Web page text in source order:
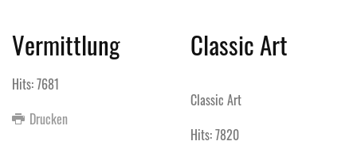
Vermittlung
Hits: 7681
Drucken
Classic Art
Classic Art
Hits: 7820